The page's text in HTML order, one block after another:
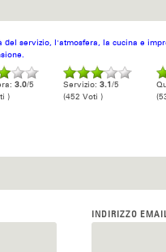
del servizio, l'atmosfera, la cucina e
3.0/5
)
Servizio: 3.1/5
(452 Voti )
INDIRIZZO